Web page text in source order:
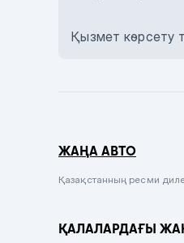
Сиреневый
Вишневый
Қызмет көрсету
ЖАҢА АВТО
Қазақстанның ресми
ҚАЛАЛАРДАҒЫ